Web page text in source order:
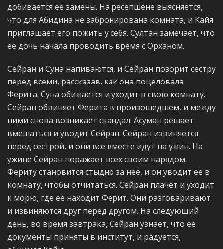
добивается её замены. На ресепшене выясняется,
что для Абидина не забронирована комната, и Кайя
приглашает его пожить у себя. Султан замечает, что
её дочь начала проводить время с Орханом.
Сейран и Суна напиваются, и Сейран позорит сестру
перед всеми, рассказав, как она поцеловала
Ферита. Суна обижается и уходит в свою комнату.
Сейран обвиняет Ферита в произошедшем, и между
ними снова возникает скандал. Асуман решает
вмешаться и уводит Сейран. Сейран извиняется
перед сестрой, и они все вместе идут на ужин. На
ужине Сейран поражает всех своим нарядом.
Фериту становится стыдно за неё, и он уводит её в
комнату, чтобы отчитаться. Сейран плачет и уходит
к морю, где её находит Ферит. Они разговаривают
и извиняются друг перед другом. На следующий
день, во время завтрака, Сейран узнает, что её
документы приняты в институт, и радуется,